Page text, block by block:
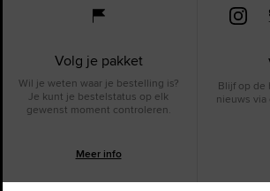
Volg je pakket
Wil je weten waar je bestelling is?
Je kunt je bestelstatus op elk
gewenst moment controleren.
Meer info
Blijf op de
nieuws via